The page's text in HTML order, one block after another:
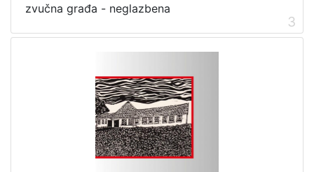
zvučna građa - neglazbena
3